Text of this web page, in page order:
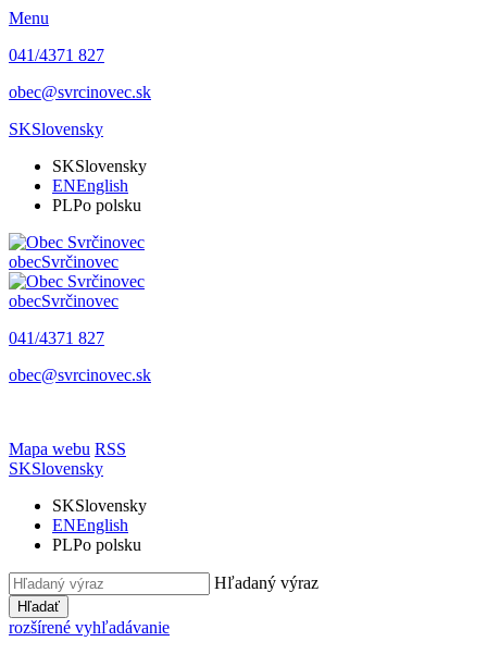
Menu
041/4371 827
obec@svrcinovec.sk
SKSlovensky
SKSlovensky
ENEnglish
PLPo polsku
obecSvrčinovec
obecSvrčinovec
041/4371 827
obec@svrcinovec.sk
Mapa webu RSS
SKSlovensky
SKSlovensky
ENEnglish
PLPo polsku
Hľadaný výraz
Hľadať
rozšírené vyhľadávanie